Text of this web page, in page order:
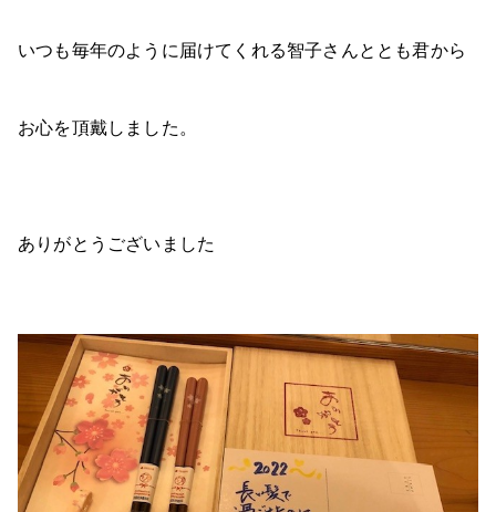
いつも毎年のように届けてくれる智子さんととも君から
お心を頂戴しました。
ありがとうございました